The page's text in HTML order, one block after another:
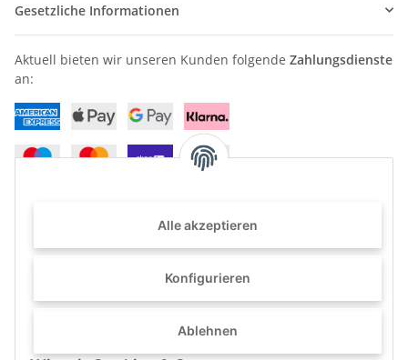
Alle akzeptieren
Konfigurieren
Ablehnen
Gesetzliche Informationen
Aktuell bieten wir unseren Kunden folgende Zahlungsdienste
an:
Haben Sie Fragen? Können wir Ihnen weiterhelfen?
+49 (0) 2822 96 80 0